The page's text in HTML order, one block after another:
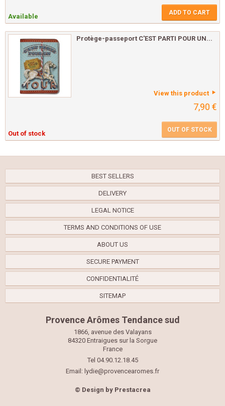
Available ADD TO CART
Protège-passeport C'EST PARTI POUR UN...
View this product
7,90 €
Out of stock OUT OF STOCK
BEST SELLERS
DELIVERY
LEGAL NOTICE
TERMS AND CONDITIONS OF USE
ABOUT US
SECURE PAYMENT
CONFIDENTIALITÉ
SITEMAP
Provence Arômes Tendance sud
1866, avenue des Valayans
84320 Entraigues sur la Sorgue
France
Tel 04.90.12.18.45
Email: lydie@provencearomes.fr
© Design by Prestacrea